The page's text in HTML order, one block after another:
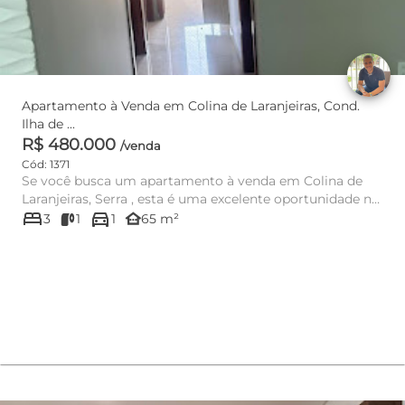
Apartamento à Venda em Colina de Laranjeiras, Cond.
Ilha de ...
R$ 480.000 /venda
Cód: 1371
Se você busca um apartamento à venda em Colina de
Laranjeiras, Serra , esta é uma excelente oportunidade no
Cond. Ilh...
bed3 1 directions_car1 other_houses65 m²